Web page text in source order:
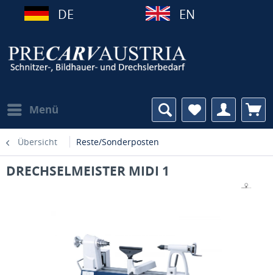
DE EN
Menü
Übersicht Reste/Sonderposten
DRECHSELMEISTER MIDI 1